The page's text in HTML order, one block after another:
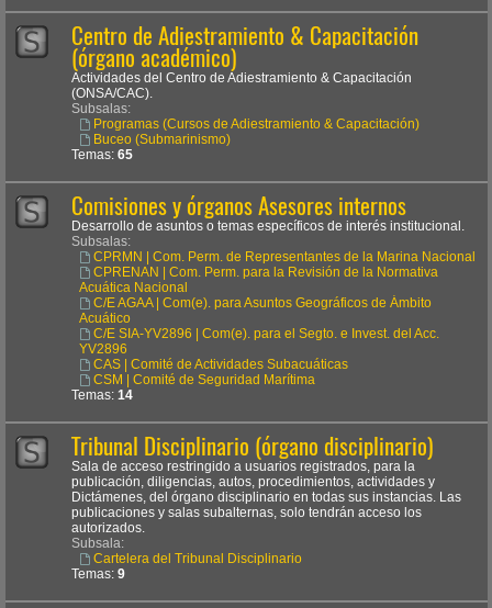
Centro de Adiestramiento & Capacitación
(órgano académico)
Actividades del Centro de Adiestramiento & Capacitación
(ONSA/CAC).
Subsalas:
Programas (Cursos de Adiestramiento & Capacitación)
Buceo (Submarinismo)
Temas: 65
Comisiones y órganos Asesores internos
Desarrollo de asuntos o temas específicos de interés institucional.
Subsalas:
CPRMN | Com. Perm. de Representantes de la Marina Nacional
CPRENAN | Com. Perm. para la Revisión de la Normativa
Acuática Nacional
C/E AGAA | Com(e). para Asuntos Geográficos de Ámbito
Acuático
C/E SIA-YV2896 | Com(e). para el Segto. e Invest. del Acc.
YV2896
CAS | Comité de Actividades Subacuáticas
CSM | Comité de Seguridad Marítima
Temas: 14
Tribunal Disciplinario (órgano disciplinario)
Sala de acceso restringido a usuarios registrados, para la
publicación, diligencias, autos, procedimientos, actividades y
Dictámenes, del órgano disciplinario en todas sus instancias. Las
publicaciones y salas subalternas, solo tendrán acceso los
autorizados.
Subsala:
Cartelera del Tribunal Disciplinario
Temas: 9